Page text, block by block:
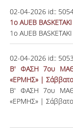
02-04-2026 id::
1ο AUEB
1ο AUEB
02-04-2026 id:: 5053
Β' ΦΑΣΗ 7ου
«ΕΡΜΗΣ» | Σάββατο
Β' ΦΑΣΗ 7ου
«ΕΡΜΗΣ» | Σάββατο